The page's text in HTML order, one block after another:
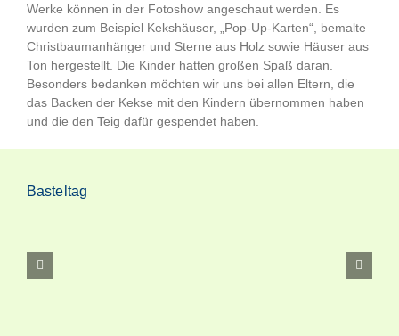
Werke können in der Fotoshow angeschaut werden. Es
wurden zum Beispiel Kekshäuser, „Pop-Up-Karten“, bemalte
Christbaumanhänger und Sterne aus Holz sowie Häuser aus
Ton hergestellt. Die Kinder hatten großen Spaß daran.
Besonders bedanken möchten wir uns bei allen Eltern, die
das Backen der Kekse mit den Kindern übernommen haben
und die den Teig dafür gespendet haben.
Basteltag